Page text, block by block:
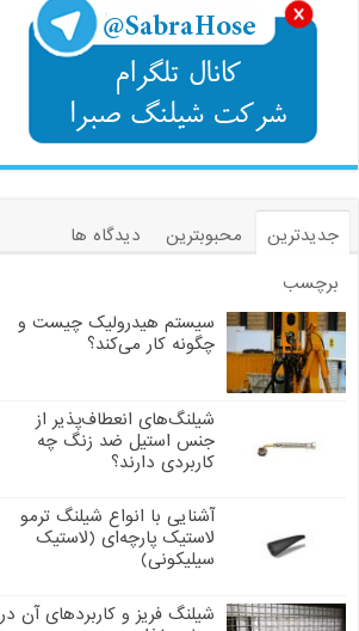
جدیدترین محبوبترین
دیدگاه ها
برچسب
سیستم هیدرولیک چیست و
چگونه کار می‌کند؟
شیلنگ‌های انعطاف‌پذیر از
جنس استیل ضد زنگ چه
کاربردی دارند؟
آشنایی با انواع شیلنگ ترمو
لاستیک پارچه‌ای (لاستیک
سیلیکونی)
شیلنگ فریز و کاربردهای آن در